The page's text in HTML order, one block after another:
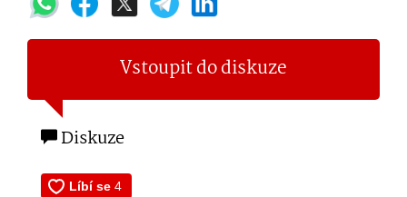
Vstoupit do diskuze
Diskuze